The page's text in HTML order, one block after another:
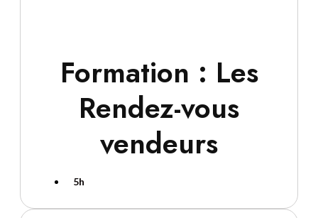
Formation : Les
Rendez-vous
vendeurs
5h